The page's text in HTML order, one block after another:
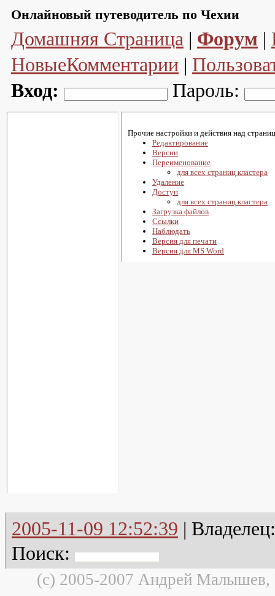
Онлайновый путеводитель по Чехии
Домашняя Страница | Форум |
НовыеКомментарии |
Вход:
Пароль:
Прочие настройки и действия над
Редактирование
Версии
Переименование
для всех страниц кластера
Удаление
Доступ
для всех страниц кластера
Загрузка файлов
Ссылки
Наблюдать
Версия для печати
Версия для MS Word
2005-11-09 12:52:39 |
Поиск:
(c) 2005-2007 Андрей Малышев,